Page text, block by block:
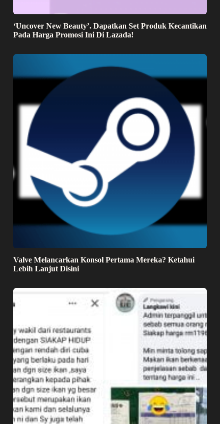
‘Uncover New Beauty’. Dapatkan Set Produk Kecantikan
Pada Harga Promosi Ini Di Lazada!
Valve Melancarkan Konsol Pertama Mereka? Ketahui
Lebih Lanjut Disini